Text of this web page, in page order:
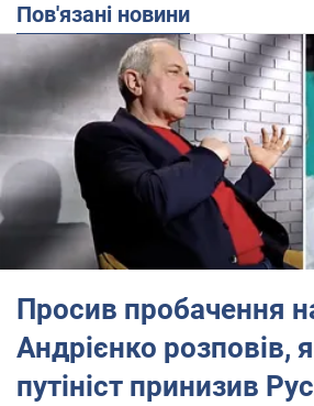
Пов'язані новини
Просив пробачення
Андрієнко розповів,
путініст принизив